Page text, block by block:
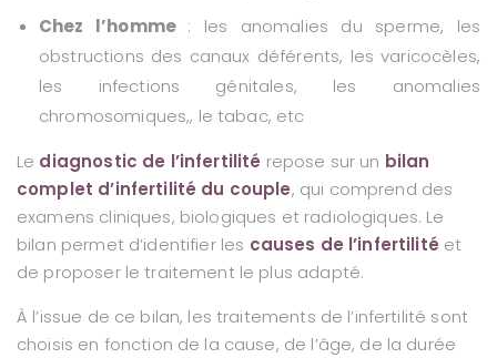
Chez l’homme : les anomalies du sperme, les
obstructions des canaux déférents, les varicocèles,
les infections génitales, les anomalies
chromosomiques,, le tabac, etc
Le diagnostic de l’infertilité repose sur un bilan
complet d’infertilité du couple, qui comprend des
examens cliniques, biologiques et radiologiques. Le
bilan permet d’identifier les causes de l’infertilité et
de proposer le traitement le plus adapté.
À l’issue de ce bilan, les traitements de l’infertilité sont
choisis en fonction de la cause, de l’âge, de la durée